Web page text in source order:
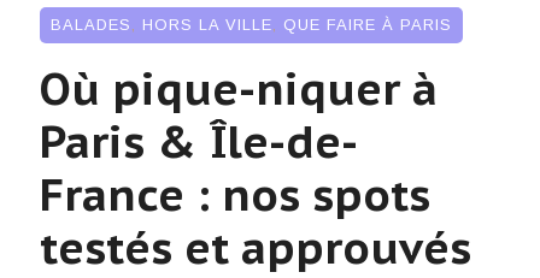
BALADES , HORS LA VILLE, QUE FAIRE À PARIS
Où pique-niquer à
Paris & Île-de-
France : nos spots
testés et approuvés